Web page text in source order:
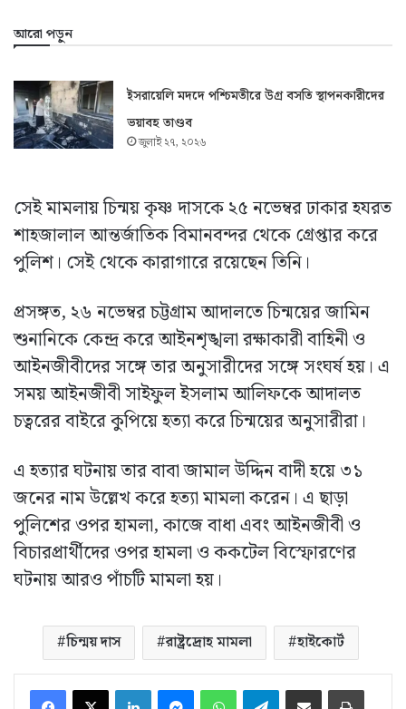
আরো পড়ুন
ইসরায়েলি মদদে পশ্চিমতীরে উগ্র বসতি স্থাপনকারীদের
ভয়াবহ তাণ্ডব
জুলাই ২৭, ২০২৬
সেই মামলায় চিন্ময় কৃষ্ণ দাসকে ২৫ নভেম্বর ঢাকার হযরত
শাহজালাল আন্তর্জাতিক বিমানবন্দর থেকে গ্রেপ্তার করে
পুলিশ। সেই থেকে কারাগারে রয়েছেন তিনি।
প্রসঙ্গত, ২৬ নভেম্বর চট্টগ্রাম আদালতে চিন্ময়ের জামিন
শুনানিকে কেন্দ্র করে আইনশৃঙ্খলা রক্ষাকারী বাহিনী ও
আইনজীবীদের সঙ্গে তার অনুসারীদের সঙ্গে সংঘর্ষ হয়। এ
সময় আইনজীবী সাইফুল ইসলাম আলিফকে আদালত
চত্বরের বাইরে কুপিয়ে হত্যা করে চিন্ময়ের অনুসারীরা।
এ হত্যার ঘটনায় তার বাবা জামাল উদ্দিন বাদী হয়ে ৩১
জনের নাম উল্লেখ করে হত্যা মামলা করেন। এ ছাড়া
পুলিশের ওপর হামলা, কাজে বাধা এবং আইনজীবী ও
বিচারপ্রার্থীদের ওপর হামলা ও ককটেল বিস্ফোরণের
ঘটনায় আরও পাঁচটি মামলা হয়।
চিন্ময় দাস রাষ্ট্রদ্রোহ মামলা হাইকোর্ট
LinkedInMessengerWhatsAppTelegramইমেইলে শেয়ার করুন প্রিন্ট